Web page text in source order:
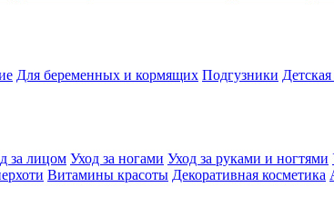
Для беременных и кормящих Подгузники
за лицом Уход за ногами Уход за руками и ногтями
Витамины красоты Декоративная косметика